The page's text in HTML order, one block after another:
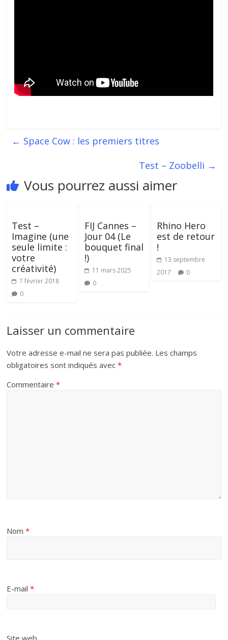
← Space Cow : les premiers titres
Test – Zoobelli →
Vous pourrez aussi aimer
Test –
Imagine (une
seule limite :
votre
créativité)
7 février 2018
0
FIJ Cannes –
Jour 04 (Le
bouquet final
!)
11 mars 2025
0
Rhino Hero
est de retour
!
13 septembre
2017
0
Laisser un commentaire
Votre adresse e-mail ne sera pas publiée. Les champs
obligatoires sont indiqués avec*
Commentaire*
Nom*
E-mail*